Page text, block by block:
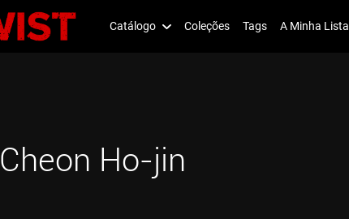
Catálogo Coleções Tags A Minha Lista
Cheon Ho-jin